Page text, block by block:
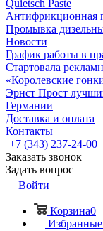
Quietsch Paste
Антифрикционная
Промывка
Новости
График работы в
Стартовала
«Королевские
Эрнст Прост
Германии
Доставка и оплата
Контакты
+7 (343) 237-24-00
Заказать звонок
Задать вопрос
Войти
Корзина0